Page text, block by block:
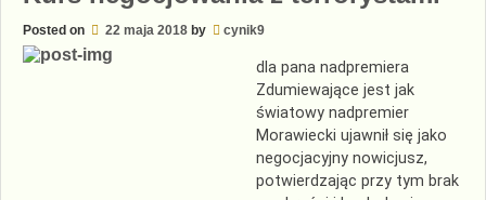
Posted on 22 maja 2018 by cynik9
dla pana nadpremiera
Zdumiewające jest jak
światowy nadpremier
Morawiecki ujawnił się jako
negocjacyjny nowicjusz,
potwierdzając przy tym brak